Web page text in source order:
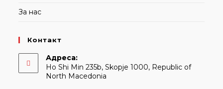
За нас
Контакт
Адреса:
Ho Shi Min 235b, Skopje 1000, Republic of
North Macedonia